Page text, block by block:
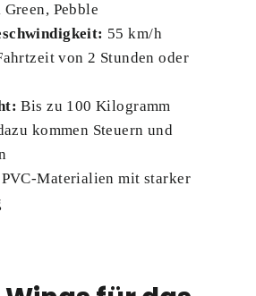
Pebble
55 km/h
von 2 Stunden oder
Bis zu 100 Kilogramm
kommen Steuern und
PVC-Materialien mit starker